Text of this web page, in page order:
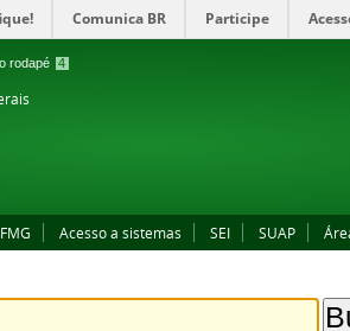
rodapé 4
Comunica BR Participe
Acesso a sistemas SEI SUAP